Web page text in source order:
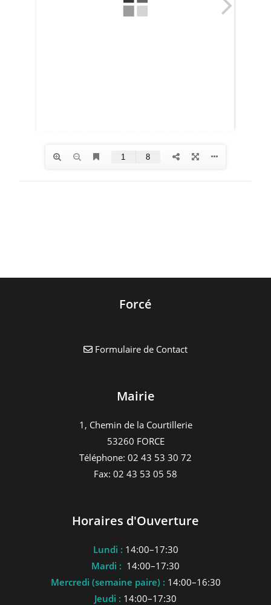
Forcé
Formulaire de Contact
Mairie
1, Chemin de la Courtillerie
53260 FORCE
Téléphone: 02 43 53 30 72
Fax: 02 43 53 05 58
Horaires d'Ouverture
Lundi : 14:00–17:30
Mardi : 14:00–17:30
Mercredi (semaine paire) : 14:00–16:30
Jeudi : 14:00–17:30